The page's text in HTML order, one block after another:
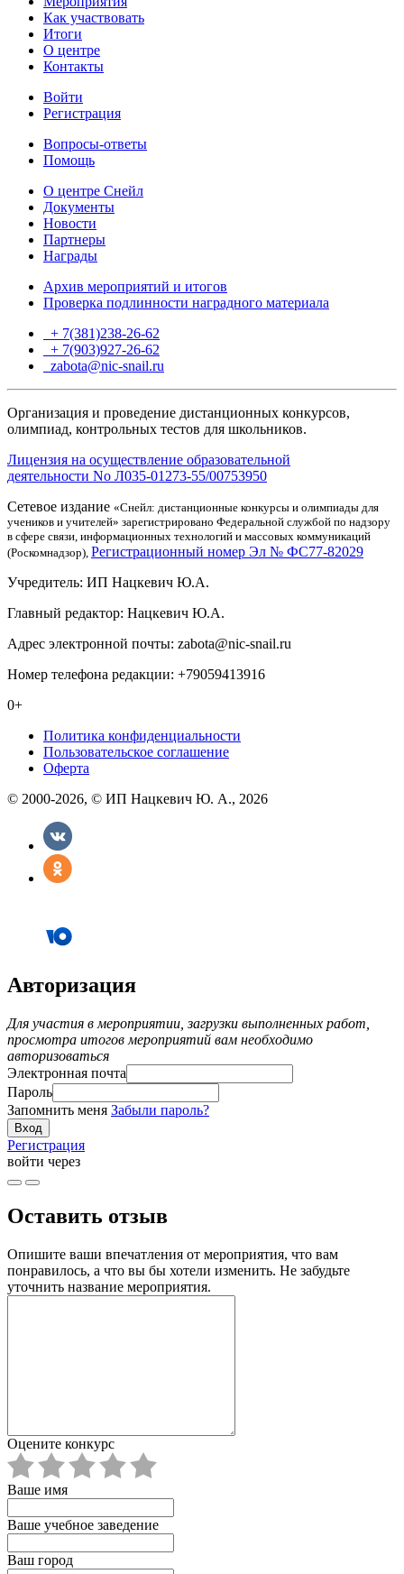
Как участвовать
Итоги
О центре
Контакты
Войти
Регистрация
Вопросы-ответы
Помощь
О центре Снейл
Документы
Новости
Партнеры
Награды
Архив мероприятий и итогов
Проверка подлинности наградного материала
+ 7(381)238-26-62
+ 7(903)927-26-62
zabota@nic-snail.ru
Организация и проведение дистанционных конкурсов,
олимпиад, контрольных тестов для школьников.
Лицензия на осуществление образовательной
деятельности No Л035-01273-55/00753950
Сетевое издание «Снейл: дистанционные конкурсы и олимпиады для
учеников и учителей» зарегистрировано Федеральной службой по надзору
в сфере связи, информационных технологий и массовых коммуникаций
(Роскомнадзор), Регистрационный номер Эл № ФС77-82029
Учредитель: ИП Нацкевич Ю.А.
Главный редактор: Нацкевич Ю.А.
Адрес электронной почты: zabota@nic-snail.ru
Номер телефона редакции: +79059413916
0+
Политика конфиденциальности
Пользовательское соглашение
Оферта
© 2000-2026, © ИП Нацкевич Ю. А., 2026
Авторизация
Для участия в мероприятии, загрузки выполненных работ,
просмотра итогов мероприятий вам необходимо
авторизоваться
Электронная почта
Пароль
Запомнить меня Забыли пароль?
Регистрация
войти через
Оставить отзыв
Опишите ваши впечатления от мероприятия, что вам
понравилось, а что вы бы хотели изменить. Не забудьте
уточнить название мероприятия.
Оцените конкурс
Ваше имя
Ваше учебное заведение
Ваш город